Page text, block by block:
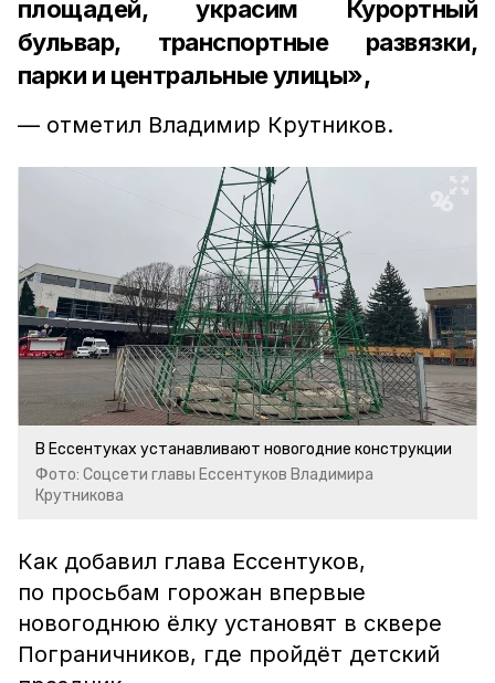
площадей, украсим Курортный
бульвар, транспортные развязки,
парки и центральные улицы»,
— отметил Владимир Крутников.
В Ессентуках устанавливают новогодние конструкции
Фото: Соцсети главы Ессентуков Владимира
Крутникова
Как добавил глава Ессентуков,
по просьбам горожан впервые
новогоднюю ёлку установят в сквере
Пограничников, где пройдёт детский